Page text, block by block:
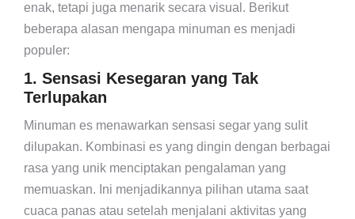
enak, tetapi juga menarik secara visual. Berikut
beberapa alasan mengapa minuman es menjadi
populer:
1. Sensasi Kesegaran yang Tak
Terlupakan
Minuman es menawarkan sensasi segar yang sulit
dilupakan. Kombinasi es yang dingin dengan berbagai
rasa yang unik menciptakan pengalaman yang
memuaskan. Ini menjadikannya pilihan utama saat
cuaca panas atau setelah menjalani aktivitas yang